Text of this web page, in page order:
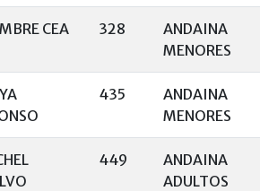
CEA 328
ANDAINA
MENORES
435
ANDAINA
MENORES
449
ANDAINA
ADULTOS